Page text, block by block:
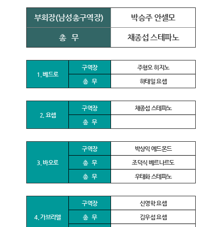
부회장(남성총구역장) 박승주 안셀모
총 무 채종섭 스테파노
1. 베드로
구역장
주형오 히지노
총 무
하태일 요셉
2. 요셉
구역장
채종섭 스테파노
총 무
3. 바오로
구역장
박상익 에드몬드
총 무
조덕식 베르나르도
총 무
우태화 스테파노
4. 가브리엘
구역장
신영학 요셉
총 무
김우섭 요셉